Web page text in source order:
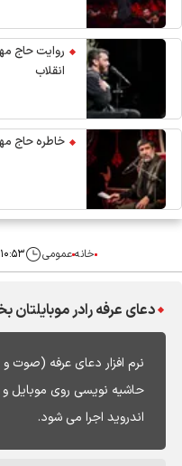
روایت حاج
انقلاب
خاطره حاج
خانهعمومی ۱۰:۵۳
دعای عرفه رادر موبایلتان
نرم افزار دعای عرفه (صوت و
حاشیه نویسی روی موبایل و
اندروید اجرا می شود.